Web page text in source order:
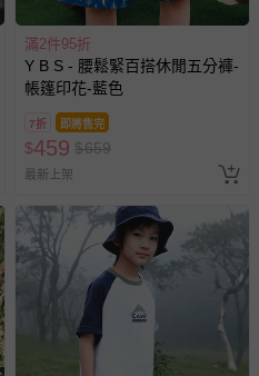
購，遇缺貨即會通知媽咪並協
誤原因，導致無法安排出貨，
滿2件95折
Y B S - 腰鬆緊百搭休閒五分褲-
帳篷印花-藍色
7折 即將售完
$459 $659
最新上架